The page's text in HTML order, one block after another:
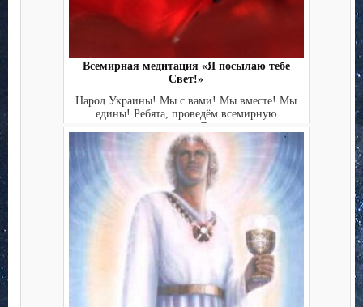
Всемирная медитация «Я посылаю тебе
Свет!»
Народ Украины! Мы с вами! Мы вместе! Мы
едины! Ребята, проведём всемирную
медитацию «Я пос...